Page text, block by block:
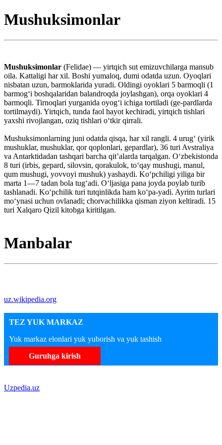
Mushuksimonlar
Mushuksimonlar (Felidae) — yirtqich sut emizuvchilarga mansub
oila. Kattaligi har xil. Boshi yumaloq, dumi odatda uzun. Oyoqlari
nisbatan uzun, barmoklarida yuradi. Oldingi oyoklari 5 barmoqli (1
barmogʻi boshqalaridan balandroqda joylashgan), orqa oyoklari 4
barmoqli. Tirnoqlari yurganida oyogʻi ichiga tortiladi (ge-pardlarda
tortilmaydi). Yirtqich, tunda faol hayot kechiradi, yirtqich tishlari
yaxshi rivojlangan, oziq tishlari oʻtkir qirrali.
Mushuksimonlarning juni odatda qisqa, har xil rangli. 4 urugʻ (yirik
mushuklar, mushuklar, qor qoplonlari, gepardlar), 36 turi Avstraliya
va Antarktidadan tashqari barcha qitʼalarda tarqalgan. Oʻzbekistonda
8 turi (irbis, gepard, silovsin, qorakulok, toʻqay mushugi, manul,
qum mushugi, yovvoyi mushuk) yashaydi. Koʻpchiligi yiliga bir
marta 1—7 tadan bola tugʻadi. Oʻljasiga pana joyda poylab turib
tashlanadi. Koʻpchilik turi tutqinlikda ham koʻpa-yadi. Ayrim turlari
moʻynasi uchun ovlanadi; chorvachilikka qisman ziyon keltiradi. 15
turi Xalqaro Qizil kitobga kiritilgan.
Manbalar
uz.wikipedia.org
TEZ YUK MARKAZ
Yuk markaz elonlari yuk yuborish va yuk tashish
Guruhga kirish
Uzpedia.uz